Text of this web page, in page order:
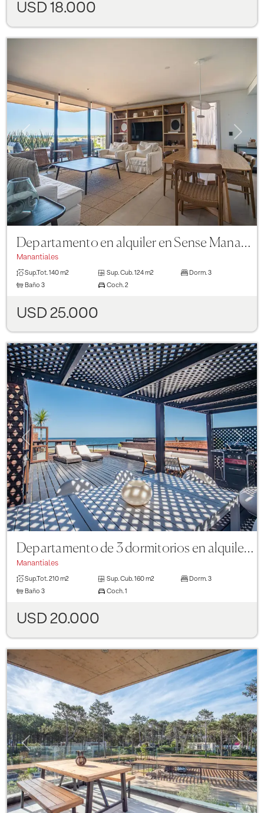
USD 18.000
Previous
Departamento en alquiler en Sense Manantiales de 3 dormitorios
Manantiales
Sup.Tot.140 m2 Sup. Cub. 124 m2 Dorm. 3
Baño 3 Coch. 2
USD 25.000
Previous Next
Departamento de 3 dormitorios en alquiler - Terrazas de Manantiales
Manantiales
Sup.Tot. 210 m2 Sup. Cub. 160 m2 Dorm. 3
Baño 3 Coch. 1
USD 20.000
Previous Next